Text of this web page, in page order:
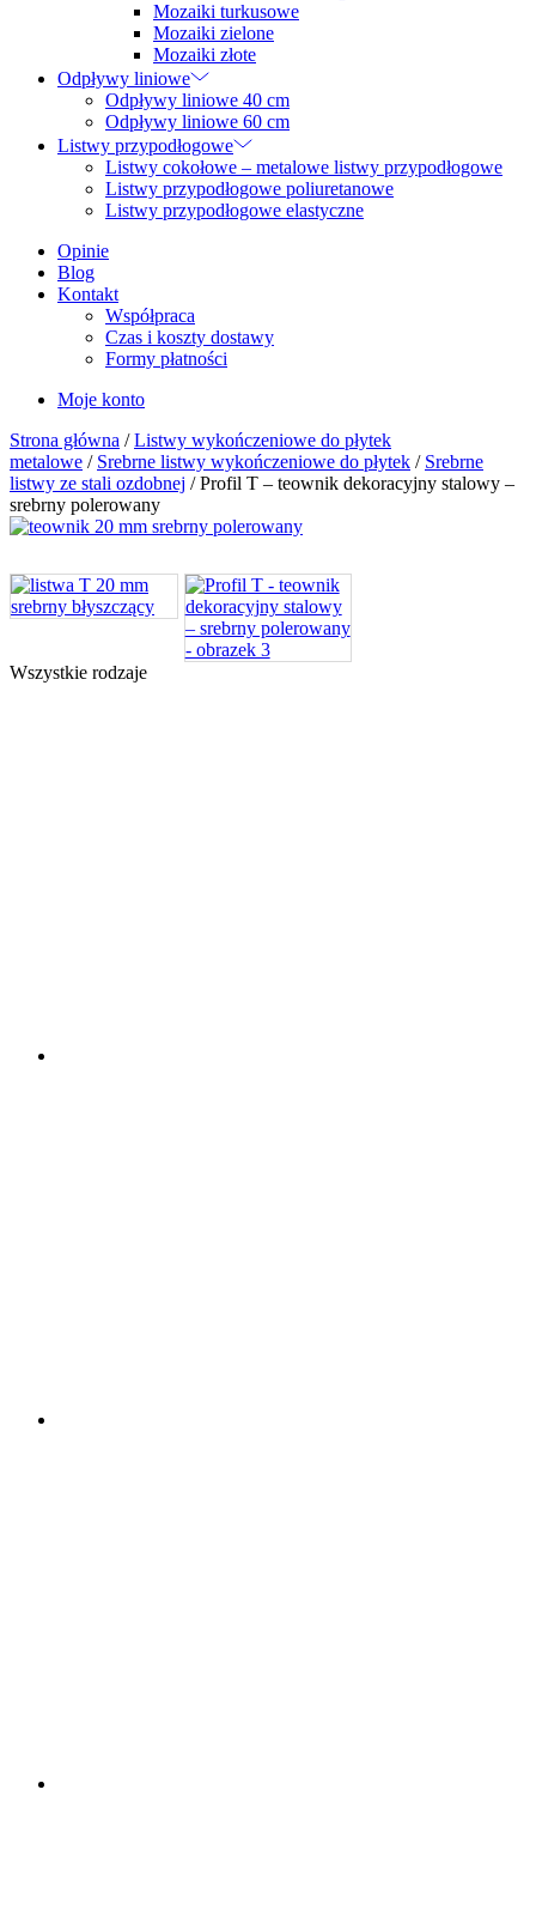
Mozaiki turkusowe
Mozaiki zielone
Mozaiki złote
Odpływy liniowe
Odpływy liniowe 40 cm
Odpływy liniowe 60 cm
Listwy przypodłogowe
Listwy cokołowe – metalowe listwy przypodłogowe
Listwy przypodłogowe poliuretanowe
Listwy przypodłogowe elastyczne
Opinie
Blog
Kontakt
Współpraca
Czas i koszty dostawy
Formy płatności
Moje konto
Strona główna /Listwy wykończeniowe do płytek
metalowe / Srebrne listwy wykończeniowe do płytek / Srebrne
listwy ze stali ozdobnej / Profil T – teownik dekoracyjny stalowy –
srebrny polerowany
Wszystkie rodzaje